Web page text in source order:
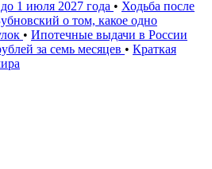
1 июля 2027 года • Ходьба после
о том, какое одно
• Ипотечные выдачи в России
за семь месяцев • Краткая